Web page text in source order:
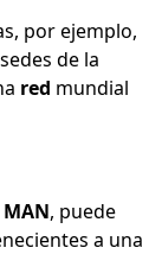
por ejemplo,
de la
red mundial
, puede
a una